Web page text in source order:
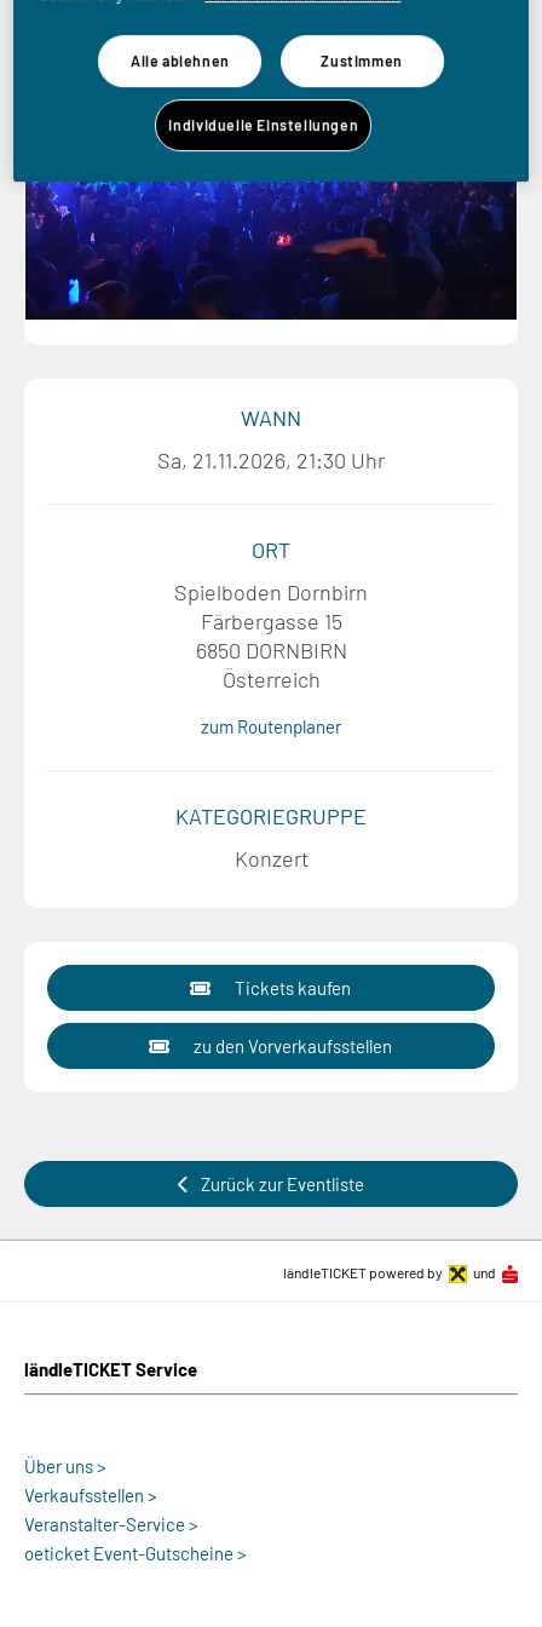
WANN
Sa, 21.11.2026, 21:30 Uhr
ORT
Spielboden Dornbirn
Färbergasse 15
6850 DORNBIRN
Österreich
zum Routenplaner
KATEGORIEGRUPPE
Konzert
Tickets kaufen
zu den Vorverkaufsstellen
Zurück zur Eventliste
ländleTICKET Service
Über uns >
Verkaufsstellen >
Veranstalter-Service >
oeticket Event-Gutscheine >
ländleTICKET powered by und
Alle ablehnen Zustimmen
Individuelle Einstellungen